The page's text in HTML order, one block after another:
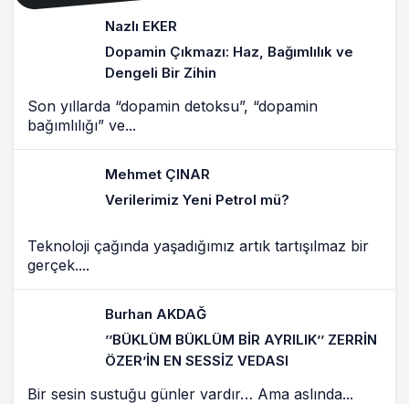
Nazlı EKER
Dopamin Çıkmazı: Haz, Bağımlılık ve
Dengeli Bir Zihin
Son yıllarda “dopamin detoksu”, “dopamin
bağımlılığı” ve...
Mehmet ÇINAR
Verilerimiz Yeni Petrol mü?
Teknoloji çağında yaşadığımız artık tartışılmaz bir
gerçek....
Burhan AKDAĞ
’’BÜKLÜM BÜKLÜM BİR AYRILIK’’ ZERRİN
ÖZER’İN EN SESSİZ VEDASI
Bir sesin sustuğu günler vardır… Ama aslında...